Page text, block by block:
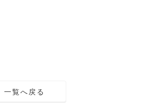
一覧へ戻る